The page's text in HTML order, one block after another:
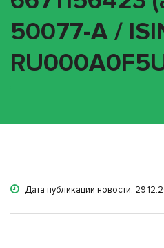
50077-A /
Дата публикации новости: